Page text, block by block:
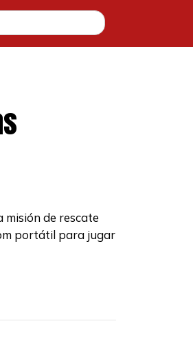
de rescate
portátil para jugar